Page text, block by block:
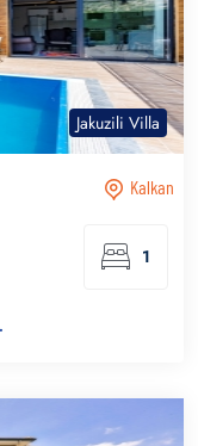
Jakuzili Villa
Kalkan
1